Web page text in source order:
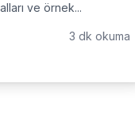
ve örnek...
3 dk okuma